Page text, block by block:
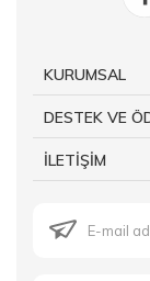
KURUMSAL
DESTEK VE
İLETİŞİM